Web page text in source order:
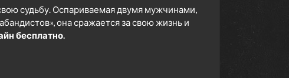
судьбу. Оспариваемая двумя мужчинами,
она сражается за свою жизнь и
бесплатно.